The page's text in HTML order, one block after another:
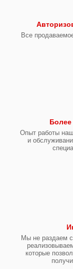
Все
Более
Опыт работы
и
Мы не раздаем
которые